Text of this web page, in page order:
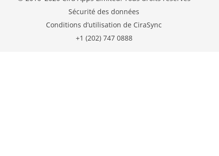
Sécurité des données
Conditions d’utilisation de CiraSync
+1 (202) 747 0888